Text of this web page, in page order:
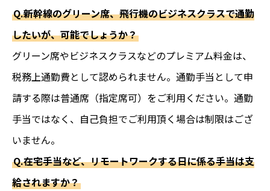
Q.新幹線のグリーン席、飛行機のビジネスクラスで通勤
したいが、可能でしょうか？
グリーン席やビジネスクラスなどのプレミアム料金は、
税務上通勤費として認められません。通勤手当として申
請する際は普通席（指定席可）をご利用ください。 通勤
手当ではなく、自己負担でご利用頂く場合は制限はござ
いません。
Q.在宅手当など、リモートワークする日に係る手当は支
給されますか？